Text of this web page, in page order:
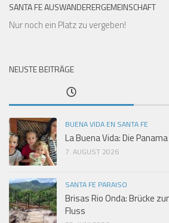
SANTA FE AUSWANDERERGEMEINSCHAFT
Nur noch ein Platz zu vergeben!
NEUSTE BEITRÄGE
BUENA VIDA EN SANTA FE
La Buena Vida: Die
7. AUGUST 2026
SANTA FE PARAISO
Brisas Rio Onda: Brücke
Fluss